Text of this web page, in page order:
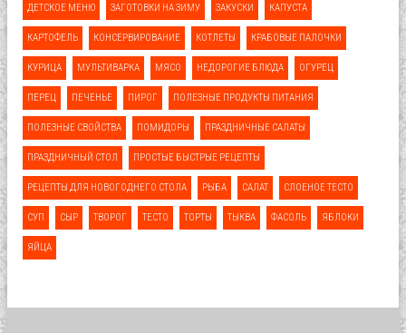
ДЕТСКОЕ МЕНЮ ЗАГОТОВКИ НА ЗИМУ ЗАКУСКИ КАПУСТА
КАРТОФЕЛЬ КОНСЕРВИРОВАНИЕ КОТЛЕТЫ КРАБОВЫЕ ПАЛОЧКИ
КУРИЦА МУЛЬТИВАРКА МЯСО НЕДОРОГИЕ БЛЮДА ОГУРЕЦ
ПЕРЕЦ ПЕЧЕНЬЕ ПИРОГ ПОЛЕЗНЫЕ ПРОДУКТЫ ПИТАНИЯ
ПОЛЕЗНЫЕ СВОЙСТВА ПОМИДОРЫ ПРАЗДНИЧНЫЕ САЛАТЫ
ПРАЗДНИЧНЫЙ СТОЛ ПРОСТЫЕ БЫСТРЫЕ РЕЦЕПТЫ
РЕЦЕПТЫ ДЛЯ НОВОГОДНЕГО СТОЛА РЫБА САЛАТ СЛОЕНОЕ ТЕСТО
СУП СЫР ТВОРОГ ТЕСТО ТОРТЫ ТЫКВА ФАСОЛЬ ЯБЛОКИ
ЯЙЦА